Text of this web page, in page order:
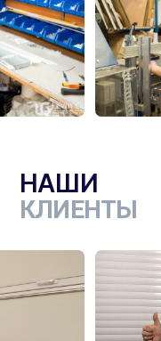
НАШИ
КЛИЕНТЫ